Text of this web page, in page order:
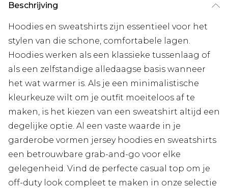
Beschrijving
Hoodies en sweatshirts zijn essentieel voor het
stylen van die schone, comfortabele lagen.
Hoodies werken als een klassieke tussenlaag of
als een zelfstandige alledaagse basis wanneer
het wat warmer is. Als je een minimalistische
kleurkeuze wilt om je outfit moeiteloos af te
maken, is het kiezen van een sweatshirt altijd een
degelijke optie. Al een vaste waarde in je
garderobe vormen jersey hoodies en sweatshirts
een betrouwbare grab-and-go voor elke
gelegenheid. Vind de perfecte casual top om je
off-duty look compleet te maken in onze selectie